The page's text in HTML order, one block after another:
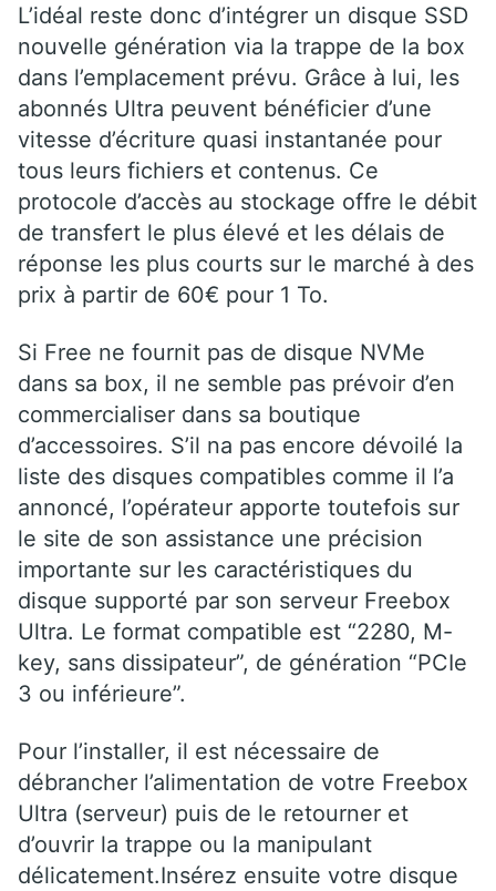
L’idéal reste donc d’intégrer un disque SSD
nouvelle génération via la trappe de la box
dans l’emplacement prévu. Grâce à lui, les
abonnés Ultra peuvent bénéficier d’une
vitesse d’écriture quasi instantanée pour
tous leurs fichiers et contenus. Ce
protocole d’accès au stockage offre le débit
de transfert le plus élevé et les délais de
réponse les plus courts sur le marché à des
prix à partir de 60€ pour 1 To.
Si Free ne fournit pas de disque NVMe
dans sa box, il ne semble pas prévoir d’en
commercialiser dans sa boutique
d’accessoires. S’il na pas encore dévoilé la
liste des disques compatibles comme il l’a
annoncé, l’opérateur apporte toutefois sur
le site de son assistance une précision
importante sur les caractéristiques du
disque supporté par son serveur Freebox
Ultra. Le format compatible est “2280, M-
key, sans dissipateur”, de génération “PCIe
3 ou inférieure”.
Pour l’installer, il est nécessaire de
débrancher l’alimentation de votre Freebox
Ultra (serveur) puis de le retourner et
d’ouvrir la trappe ou la manipulant
délicatement.Insérez ensuite votre disque